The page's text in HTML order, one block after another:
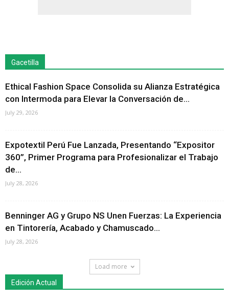
Gacetilla
Ethical Fashion Space Consolida su Alianza Estratégica
con Intermoda para Elevar la Conversación de...
July 29, 2026
Expotextil Perú Fue Lanzada, Presentando “Expositor
360”, Primer Programa para Profesionalizar el Trabajo
de...
July 28, 2026
Benninger AG y Grupo NS Unen Fuerzas: La Experiencia
en Tintorería, Acabado y Chamuscado...
July 28, 2026
Load more
Edición Actual